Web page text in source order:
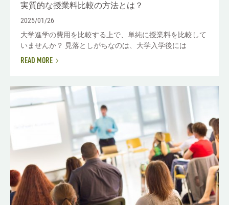
実質的な授業料比較の方法とは？
2025/01/26
大学進学の費用を比較する上で、単純に授業料を比較して
いませんか？ 見落としがちなのは、大学入学後には
READ MORE